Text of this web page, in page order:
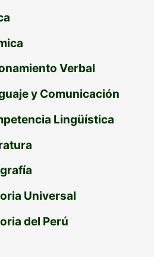
Verbal
y Comunicación
Lingüística
Universal
del Perú